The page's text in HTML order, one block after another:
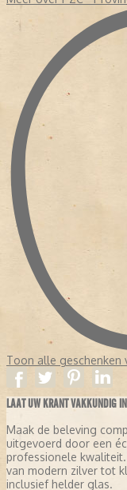
Toon alle geschenken
LAAT UW KRANT VAKKUNDIG
Maak de beleving
uitgevoerd door een
professionele
van modern zilver tot
inclusief helder glas.